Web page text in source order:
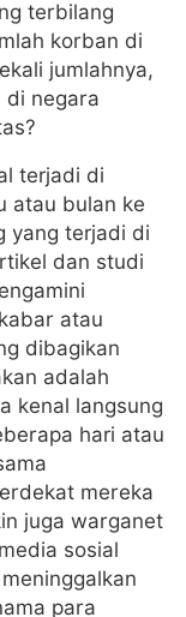
terbilang
korban di
jumlahnya,
di negara
terjadi di
atau bulan ke
yang terjadi di
dan studi
atau
dibagikan
adalah
kenal langsung
hari atau
mereka
juga warganet
sosial
para